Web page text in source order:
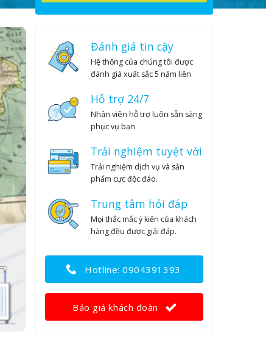
Đánh giá tin cậy
Hệ thống của chúng tôi được
đánh giá xuất sắc 5 năm liền
Hỗ trợ 24/7
Nhân viên hỗ trợ luôn sẵn sàng
phục vụ bạn
Trải nghiệm tuyệt vời
Trải nghiệm dịch vụ và sản
phẩm cực độc đáo.
Trung tâm hỏi đáp
Mọi thắc mắc ý kiến của khách
hàng đều được giải đáp.
Hotline: 0904391393
Báo giá khách đoàn